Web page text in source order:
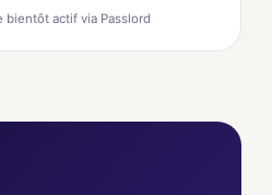
bientôt actif via Passlord